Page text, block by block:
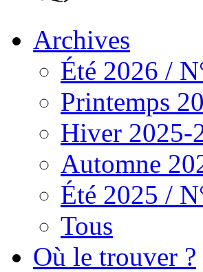
Archives
Été 2026 /
Printemps
Hiver 2025-
Automne
Été 2025 /
Tous
Où le trouver ?